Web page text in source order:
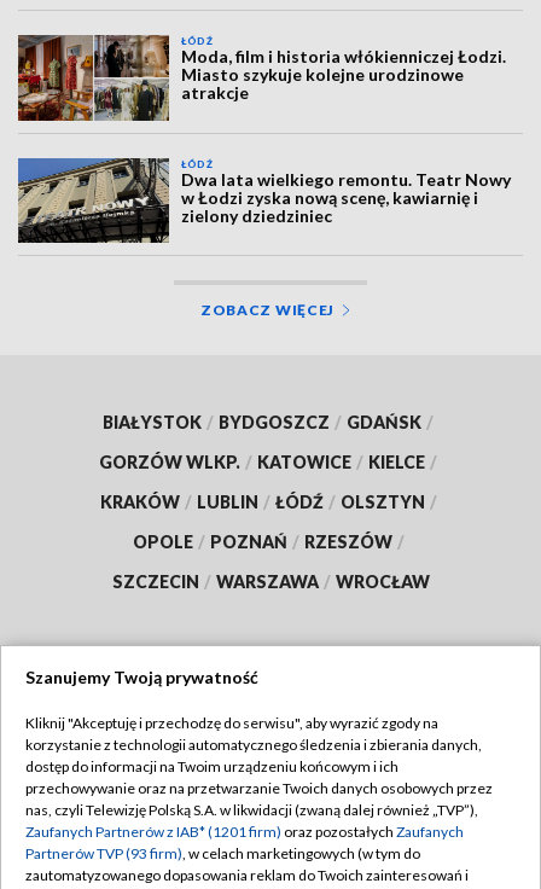
Utwory Grechuty w Małkowie, muzyka
ŁÓDŹ
Miasto szykuje kolejne urodzinowe
ZOBACZ WIĘCEJ
GORZÓW WLKP. / KATOWICE / KIELCE /
KRAKÓW / LUBLIN
OPOLE / POZNAŃ / RZESZÓW /
SZCZECIN / WARSZAWA / WROCŁAW
Dołącz do nas:
Szanujemy Twoją prywatność
Kliknij "Akceptuję i przechodzę do serwisu", aby wyrazić zgody na
korzystanie z technologii automatycznego śledzenia i zbierania danych,
dostęp do informacji na Twoim urządzeniu końcowym i ich
przechowywanie oraz na przetwarzanie Twoich danych osobowych przez
nas, czyli Telewizję Polską S.A. w likwidacji (zwaną dalej również „TVP”),
Zaufanych Partnerów z IAB* (1201 firm) oraz pozostałych Zaufanych
Partnerów TVP (93 firm), w celach marketingowych (w tym do
zautomatyzowanego dopasowania reklam do Twoich zainteresowań i